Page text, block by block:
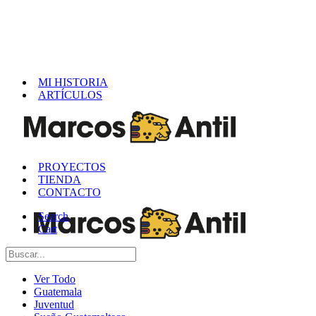
MI HISTORIA
ARTÍCULOS
PROYECTOS
TIENDA
CONTACTO
Search
Cart
Ver Todo
Guatemala
Juventud